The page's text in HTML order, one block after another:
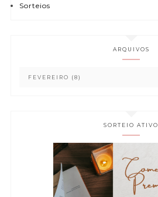
Sorteios
ARQUIVOS
SORTEIO ATIVO